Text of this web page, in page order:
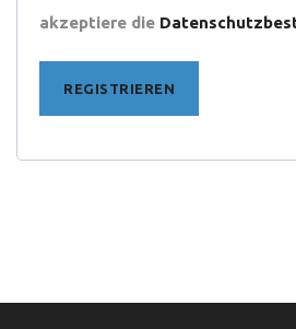
akzeptiere die
REGISTRIEREN